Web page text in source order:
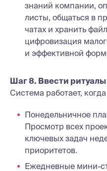
знаний компании,
листы, общаться в
чатах и хранить
цифровизация
и эффективной
Шаг 8. Ввести
Система работает,
Понедельничное
Просмотр всех
ключевых задач
приоритетов.
Ежедневные мини-